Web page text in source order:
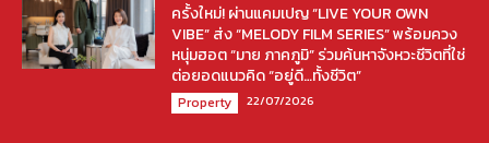
ครั้งใหม่! ผ่านแคมเปญ “LIVE YOUR OWN
VIBE” ส่ง “MELODY FILM SERIES” พร้อมควง
หนุ่มฮอต “มาย ภาคภูมิ” ร่วมค้นหาจังหวะชีวิตที่ใช่
ต่อยอดแนวคิด “อยู่ดี…ทั้งชีวิต”
Property 22/07/2026